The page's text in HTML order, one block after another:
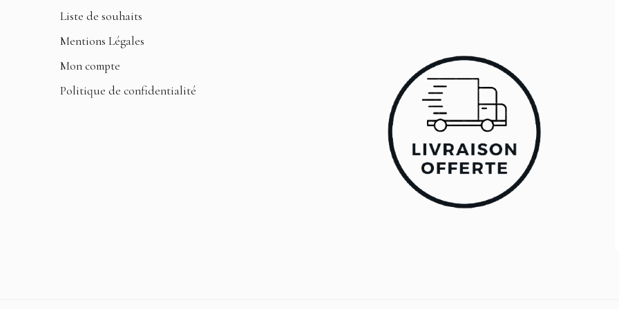
Liste de souhaits
Mentions Légales
Mon compte
Politique de confidentialité